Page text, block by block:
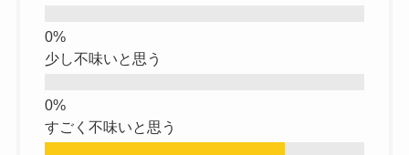
少し不味いと思う
すごく不味いと思う